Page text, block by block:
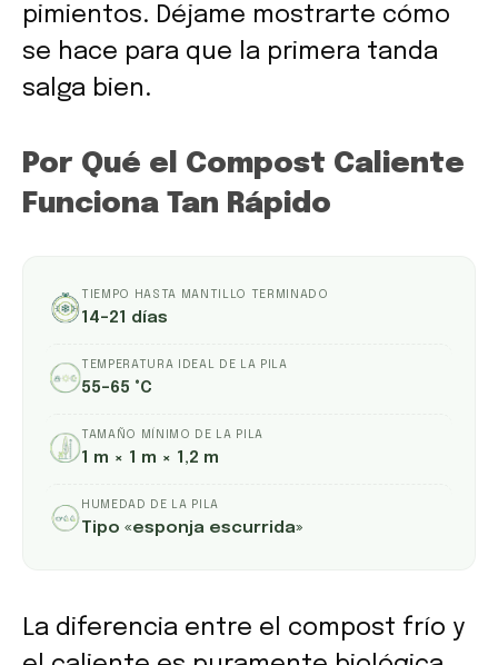
pimientos. Déjame mostrarte cómo
se hace para que la primera tanda
salga bien.
Por Qué el Compost Caliente
Funciona Tan Rápido
TIEMPO HASTA MANTILLO TERMINADO
14–21 días
TEMPERATURA IDEAL DE LA PILA
55–65 °C
TAMAÑO MÍNIMO DE LA PILA
1 m × 1 m × 1,2 m
HUMEDAD DE LA PILA
Tipo «esponja escurrida»
La diferencia entre el compost frío y